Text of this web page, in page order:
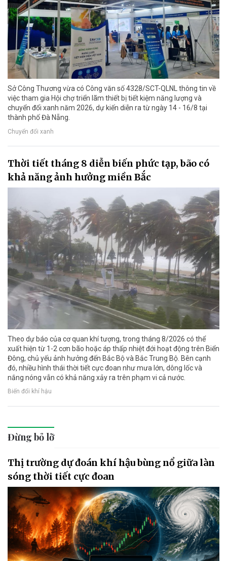
Sở Công Thương vừa có Công văn số 4328/SCT-QLNL thông tin về
việc tham gia Hội chợ triển lãm thiết bị tiết kiệm năng lượng và
chuyển đổi xanh năm 2026, dự kiến diễn ra từ ngày 14 - 16/8 tại
thành phố Đà Nẵng.
Chuyển đổi xanh
Thời tiết tháng 8 diễn biến phức tạp, bão có
khả năng ảnh hưởng miền Bắc
Theo dự báo của cơ quan khí tượng, trong tháng 8/2026 có thể
xuất hiện từ 1-2 cơn bão hoặc áp thấp nhiệt đới hoạt động trên Biển
Đông, chủ yếu ảnh hưởng đến Bắc Bộ và Bắc Trung Bộ. Bên cạnh
đó, nhiều hình thái thời tiết cực đoan như mưa lớn, dông lốc và
nắng nóng vẫn có khả năng xảy ra trên phạm vi cả nước.
Biến đổi khí hậu
Đừng bỏ lỡ
Thị trường dự đoán khí hậu bùng nổ giữa làn
sóng thời tiết cực đoan